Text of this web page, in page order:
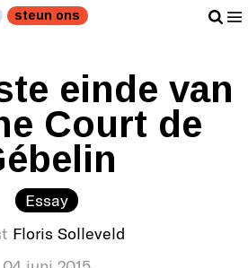
steun ons
einde van
Court de
Essay
Floris Solleveld